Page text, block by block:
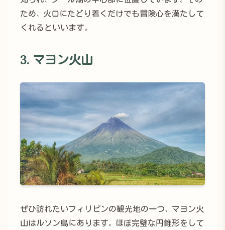
ため、火口にたどり着くだけでも冒険心を満たして
くれるといいます。
3. マヨン火山
ぜひ訪れたいフィリピンの観光地の一つ、マヨン火
山はルソン島にあります。ほぼ完璧な円錐形をして